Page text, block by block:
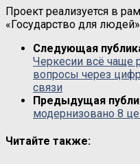
Проект реализуется в
«Государство для
Следующая
Черкесии всё
вопросы через
связи
Предыдущая
модернизовано 8
Читайте также: